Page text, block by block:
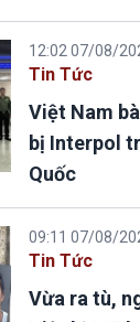
12:02 07/08/
Tin Tức
Việt Nam
bị Interpol
Quốc
09:11 07/08/
Tin Tức
Vừa ra tù,